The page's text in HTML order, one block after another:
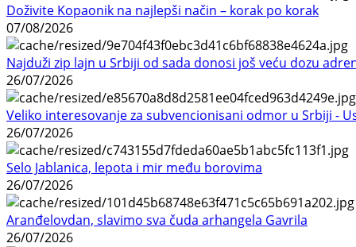
Doživite Kopaonik na najlepši način – korak po korak
07/08/2026
Najduži zip lajn u Srbiji od sada donosi još veću dozu
26/07/2026
Veliko interesovanje za subvencionisani odmor u Srbiji -
26/07/2026
Selo Jablanica, lepota i mir među borovima
26/07/2026
Aranđelovdan, slavimo sva čuda arhangela Gavrila
26/07/2026